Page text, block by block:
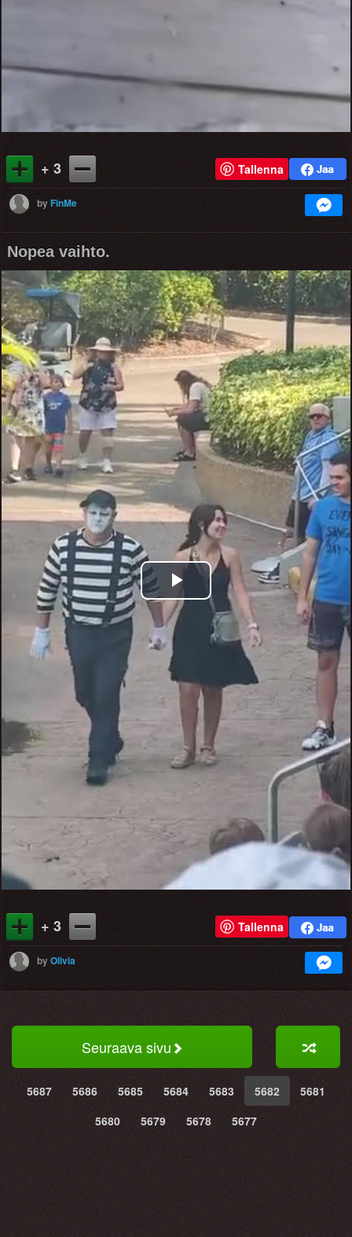
+ 3 Tallenna
byFinMe
Nopea vaihto.
Play
Video
+ 3 Tallenna
byOlivia
Seuraava sivu
5687 5686 5685 5684 5683 5682
5681
5680
5679 5678 5677